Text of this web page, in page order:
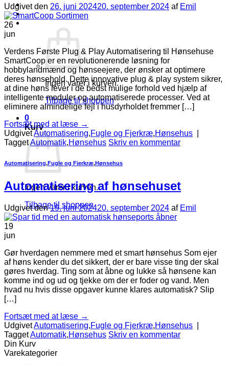
Log ind
kr.
Ingen varer i kurven.
Tilbage til shoppen
0
Kurv
Ingen varer i kurven.
Tilbage til shoppen
Udgivet den 26. juni 202420. september 2024 af Emil
26
jun
Verdens Første Plug & Play Automatisering til Hønsehuse
SmartCoop er en revolutionerende løsning for
hobbylandmænd og hønseejere, der ønsker at optimere
deres hønsehold. Dette innovative plug & play system sikrer,
at dine høns lever i de bedst mulige forhold ved hjælp af
intelligente moduler og automatiserede processer. Ved at
eliminere almindelige fejl i husdyrholdet fremmer […]
Fortsæt med at læse →
UdgivetAutomatisering,Fugle og Fjerkræ,Hønsehus
TaggetAutomatik,Hønsehus Skriv en kommentar
Automatisering,Fugle og Fjerkræ,Hønsehus
Automatisering af hønsehuset
Udgivet den19. juni 202420. september 2024 af Emil
19
jun
Gør hverdagen nemmere med et smart hønsehus Som ejer
af høns kender du det sikkert, der er bare visse ting der skal
gøres hverdag. Ting som at åbne og lukke så hønsene kan
komme ind og ud og tjekke om der er foder og vand. Men
hvad nu hvis disse opgaver kunne klares automatisk? Slip
[…]
Fortsæt med at læse →
UdgivetAutomatisering,Fugle og Fjerkræ,Hønsehus
TaggetAutomatik,Hønsehus Skriv en kommentar
Din Kurv
Varekategorier